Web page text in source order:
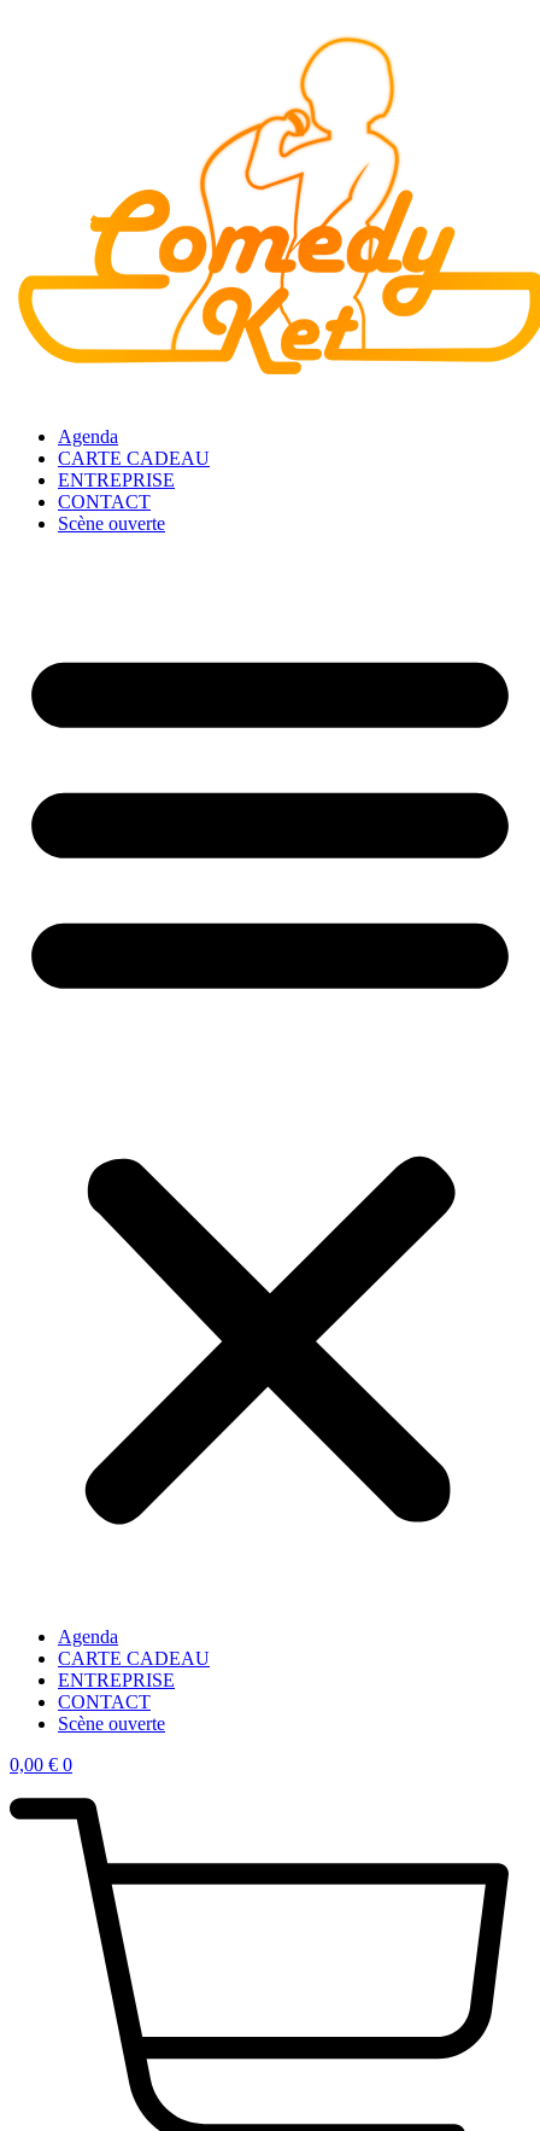
Agenda
CARTE CADEAU
ENTREPRISE
CONTACT
Scène ouverte
Agenda
CARTE CADEAU
ENTREPRISE
CONTACT
Scène ouverte
0,00 € 0